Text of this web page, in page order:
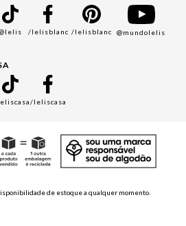
/lelisblanc /lelisblanc @mundolelis
/leliscasa
de estoque a qualquer momento.